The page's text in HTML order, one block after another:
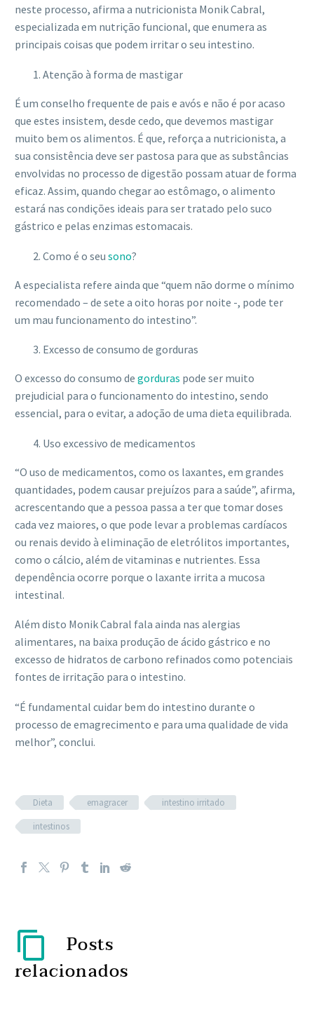
neste processo, afirma a nutricionista Monik Cabral,
especializada em nutrição funcional, que enumera as
principais coisas que podem irritar o seu intestino.
Atenção à forma de mastigar
É um conselho frequente de pais e avós e não é por acaso
que estes insistem, desde cedo, que devemos mastigar
muito bem os alimentos. É que, reforça a nutricionista, a
sua consistência deve ser pastosa para que as substâncias
envolvidas no processo de digestão possam atuar de forma
eficaz. Assim, quando chegar ao estômago, o alimento
estará nas condições ideais para ser tratado pelo suco
gástrico e pelas enzimas estomacais.
Como é o seu sono?
A especialista refere ainda que “quem não dorme o mínimo
recomendado – de sete a oito horas por noite -, pode ter
um mau funcionamento do intestino”.
Excesso de consumo de gorduras
O excesso do consumo de gorduras pode ser muito
prejudicial para o funcionamento do intestino, sendo
essencial, para o evitar, a adoção de uma dieta equilibrada.
Uso excessivo de medicamentos
“O uso de medicamentos, como os laxantes, em grandes
quantidades, podem causar prejuízos para a saúde”, afirma,
acrescentando que a pessoa passa a ter que tomar doses
cada vez maiores, o que pode levar a problemas cardíacos
ou renais devido à eliminação de eletrólitos importantes,
como o cálcio, além de vitaminas e nutrientes. Essa
dependência ocorre porque o laxante irrita a mucosa
intestinal.
Além disto Monik Cabral fala ainda nas alergias
alimentares, na baixa produção de ácido gástrico e no
excesso de hidratos de carbono refinados como potenciais
fontes de irritação para o intestino.
“É fundamental cuidar bem do intestino durante o
processo de emagrecimento e para uma qualidade de vida
melhor”, conclui.
Dieta emagracer
intestino irritado
intestinos
Posts
relacionados